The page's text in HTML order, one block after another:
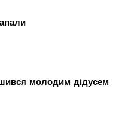
молодим дідусем